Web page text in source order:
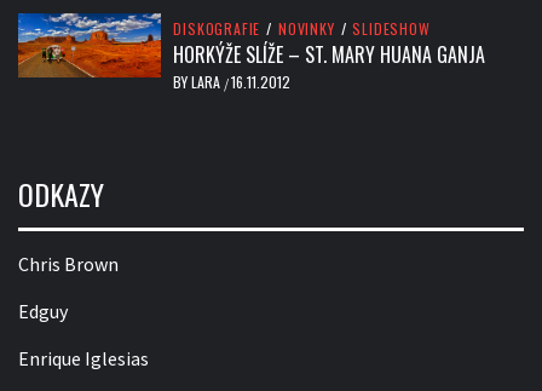
DISKOGRAFIE / NOVINKY / SLIDESHOW
HORKÝŽE SLÍŽE – ST. MARY HUANA GANJA
BYLARA /16.11.2012
ODKAZY
Chris Brown
Edguy
Enrique Iglesias